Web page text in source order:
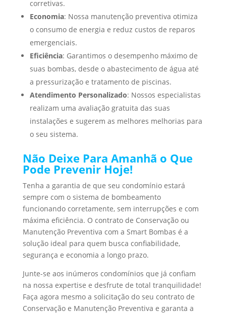
corretivas.
Economia: Nossa manutenção preventiva otimiza
o consumo de energia e reduz custos de reparos
emergenciais.
Eficiência: Garantimos o desempenho máximo de
suas bombas, desde o abastecimento de água até
a pressurização e tratamento de piscinas.
Atendimento Personalizado: Nossos especialistas
realizam uma avaliação gratuita das suas
instalações e sugerem as melhores melhorias para
o seu sistema.
Não Deixe Para Amanhã o Que
Pode Prevenir Hoje!
Tenha a garantia de que seu condomínio estará
sempre com o sistema de bombeamento
funcionando corretamente, sem interrupções e com
máxima eficiência. O contrato de Conservação ou
Manutenção Preventiva com a Smart Bombas é a
solução ideal para quem busca confiabilidade,
segurança e economia a longo prazo.
Junte-se aos inúmeros condomínios que já confiam
na nossa expertise e desfrute de total tranquilidade!
Faça agora mesmo a solicitação do seu contrato de
Conservação e Manutenção Preventiva e garanta a